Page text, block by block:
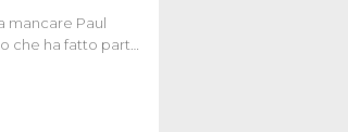
mancare Paul
che ha fatto parte